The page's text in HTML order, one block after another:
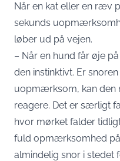
Når en kat eller en ræv
sekunds
løber ud på vejen.
– Når en hund får øje
den instinktivt. Er
uopmærksom, kan den
reagere. Det er særligt
hvor mørket falder
fuld opmærksomhed
almindelig snor i stedet